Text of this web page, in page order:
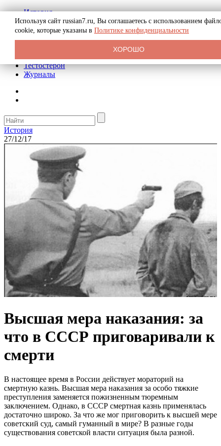
История
Биография
Криминал
Реклама на сайте
Тестостерон
Журналы
История
27/12/17
Высшая мера наказания: за
что в СССР приговаривали к
смерти
В настоящее время в России действует мораторий на
смертную казнь. Высшая мера наказания за особо тяжкие
преступления заменяется пожизненным тюремным
заключением. Однако, в СССР смертная казнь применялась
достаточно широко. За что же мог приговорить к высшей мере
советский суд, самый гуманный в мире? В разные годы
существования советской власти ситуация была разной.
Используя сайт russian7.ru, Вы соглашаетесь с использованием
cookie, которые указаны в Политике конфиденциальности
ХОРОШО